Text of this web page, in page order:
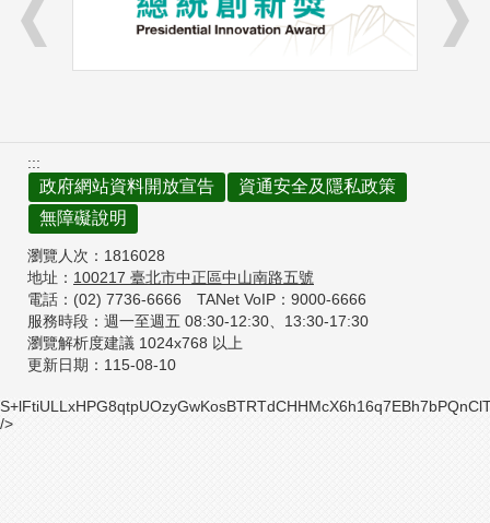
:::
政府網站資料開放宣告
資通安全及隱私政策
無障礙說明
瀏覽人次： 1816028
地址： 100217 臺北市中正區中山南路五號
電話：(02) 7736-6666 TANet VoIP：9000-6666
服務時段：週一至週五 08:30-12:30、 13:30-17:30
瀏覽解析度建議 1024x768 以上
更新日期： 115-08-10
/>